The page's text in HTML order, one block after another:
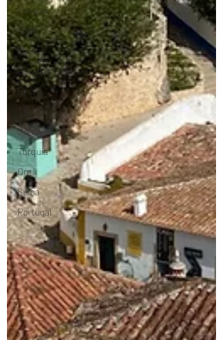
Uruguai
Chile
México
Estados Unidos
Brasil
Taiwan
Jordânia
Turquia
Omã
Suiça
Portugal